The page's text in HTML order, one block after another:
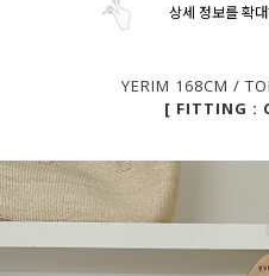
상세 정보를 확
YERIM 168CM /
[ FITTING :